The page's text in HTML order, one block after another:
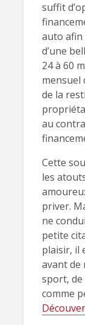
suffit
auto afin
d’une
24 à 60
mensuel
de la
au
Cette
les
priver.
ne
petite
plaisir, il
avant de
sport, de
comme